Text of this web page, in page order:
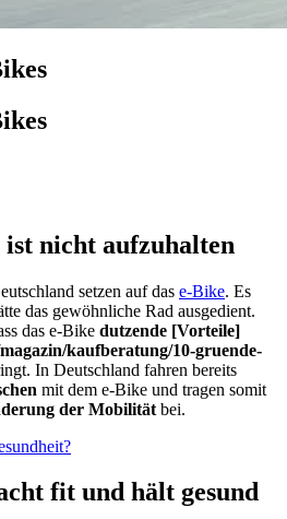
nicht aufzuhalten
setzen auf das e-Bike. Es
das gewöhnliche Rad ausgedient.
das e-Bike dutzende [Vorteile]
kaufberatung/10-gruende-
In Deutschland fahren bereits
mit dem e-Bike und tragen somit
der Mobilität bei.
fit und hält gesund